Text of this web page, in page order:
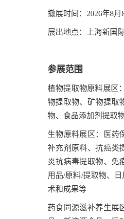
撤展时间：2026年8月
展出地点：上海新国
参展范围
植物提取物原料展区
物提取物、矿物提取
物、食品添加剂提取
生物原料展区：医药
补充剂原料、抗癌类
炎抗病毒提取物、免
用品/原料/提取物、
术和成果等
药食同源滋补养生展